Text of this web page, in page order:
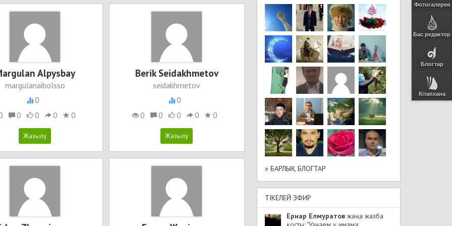
Фотогалерея
Бас редактор
Блогтар
Кітапхана
Alpysbay
margulanaibolsso
0
0 0 0 0
Berik Seidakhmetov
seidakhmetov
0
0
0 0 0 0
» БАРЛЫҚ БЛОГТАР
ТІКЕЛЕЙ ЭФИР
Ернар Елмуратов жаңа жазба